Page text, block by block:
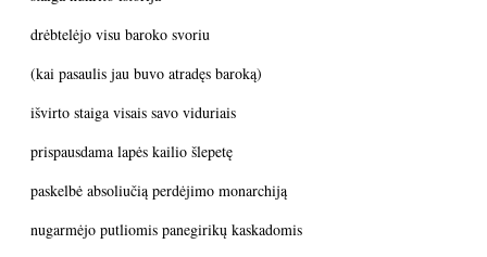
drėbtelėjo visu baroko svoriu
(kai pasaulis jau buvo atradęs baroką)
išvirto staiga visais savo viduriais
prispausdama lapės kailio šlepetę
paskelbė absoliučią perdėjimo monarchiją
nugarmėjo putliomis panegirikų kaskadomis